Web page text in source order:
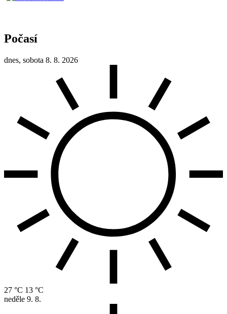
Počasí
dnes, sobota 8. 8. 2026
27 °C 13 °C
neděle 9. 8.